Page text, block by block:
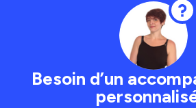
Besoin d’un